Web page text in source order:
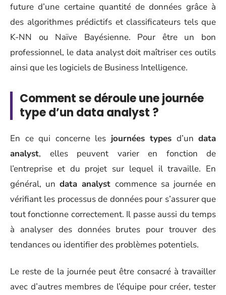
future d’une certaine quantité de données grâce à
des algorithmes prédictifs et classificateurs tels que
K-NN ou Naïve Bayésienne. Pour être un bon
professionnel, le data analyst doit maîtriser ces outils
ainsi que les logiciels de Business Intelligence.
Comment se déroule une journée
type d’un data analyst ?
En ce qui concerne les journées types d’un data
analyst, elles peuvent varier en fonction de
l’entreprise et du projet sur lequel il travaille. En
général, undata analyst commence sa journée en
vérifiant les processus de données pour s’assurer que
tout fonctionne correctement. Il passe aussi du temps
à analyser des données brutes pour trouver des
tendances ou identifier des problèmes potentiels.
Le reste de la journée peut être consacré à travailler
avec d’autres membres de l’équipe pour créer, tester